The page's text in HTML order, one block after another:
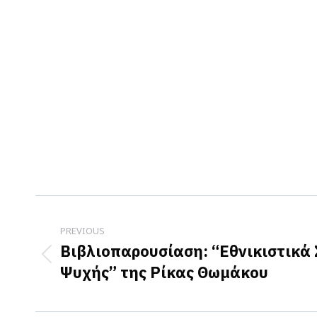
navigation
PREVIOUS
Previous
post:
Βιβλιοπαρουσίαση:
Ψυχής” της Ρίκας Θωμάκου